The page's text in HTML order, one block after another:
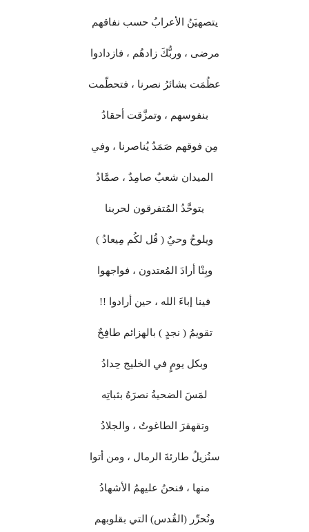
يتصهيَنُ الأعرابُ حسب نفاقهم
مرضى ، وربُّكَ زادهُم ، فازدادوا
عظُمَت بشائرُ نصرنا ، فتحطّمت
بنفوسهم ، وتمزَّقت أحقادُ
مِن فوقهم صَمَدٌ يُناصرنا ، وفي
الميدان شعبٌ صامِدٌ ، صمَّادُ
يتوحَّدُ المُتفرقون لحربنا
ويلوحُ وحيٌ ( قُل لكُم مِيعادُ )
وبِنْا أرادَ المُعتدون ، فواجهوا
فينا إباءَ الله ، حين أرادوا !!
تقويمُ ( نجدٍ ) بالهزائم طافِحٌ
وبكل يومٍ في الخليج حِدادُ
لمَسَ الضحيةُ نصرَهُ بثباتِه
وتقهقرَ الطاغوتُ ، والجلادُ
سنُزيلُ طارئةَ الرمال ، ومن أتوا
منها ، فنحنُ عليهمُ الأشهادُ
ونُحرِّر (القُدس) التي بقلوبهم